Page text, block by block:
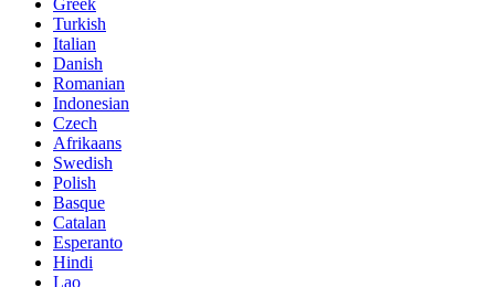
Turkish
Italian
Danish
Romanian
Indonesian
Czech
Afrikaans
Swedish
Polish
Basque
Catalan
Esperanto
Hindi
Lao